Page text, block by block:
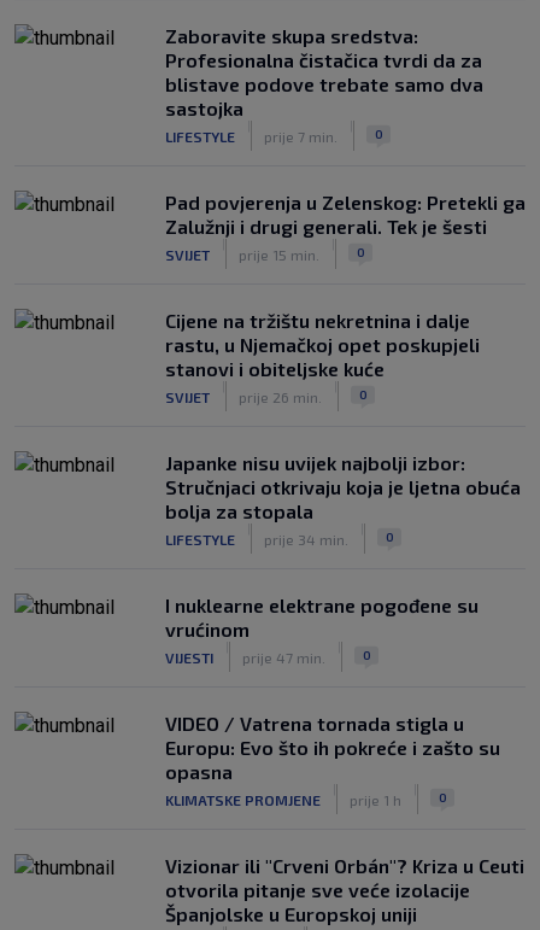
Rijeka u Finsku nosi minimalnu
prednost, bivši vratar Dinama spriječio
veću razliku
SK prije 2 h
Zaboravite skupa sredstva:
Profesionalna čistačica tvrdi da za
blistave podove trebate samo dva
sastojka
LIFESTYLE prije 7 min. 0
Pad povjerenja u Zelenskog: Pretekli ga
Zalužnji i drugi generali. Tek je šesti
SVIJET prije 15 min. 0
Cijene na tržištu nekretnina i dalje
rastu, u Njemačkoj opet poskupjeli
stanovi i obiteljske kuće
SVIJET prije 26 min. 0
Japanke nisu uvijek najbolji izbor:
Stručnjaci otkrivaju koja je ljetna obuća
bolja za stopala
LIFESTYLE prije 34 min. 0
I nuklearne elektrane pogođene su
vrućinom
VIJESTI prije 47 min. 0
VIDEO / Vatrena tornada stigla u
Europu: Evo što ih pokreće i zašto su
opasna
KLIMATSKE PROMJENE prije 1 h 0
Vizionar ili "Crveni Orbán"? Kriza u Ceuti
otvorila pitanje sve veće izolacije
Španjolske u Europskoj uniji